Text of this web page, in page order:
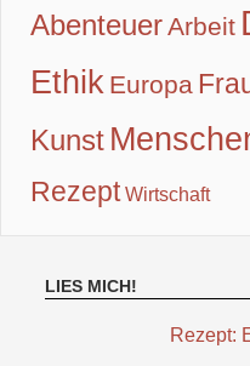
AbenteuerArbeit
Ethik Europa
Kunst
Rezept Wirtschaft
LIES MICH!
Rezept: